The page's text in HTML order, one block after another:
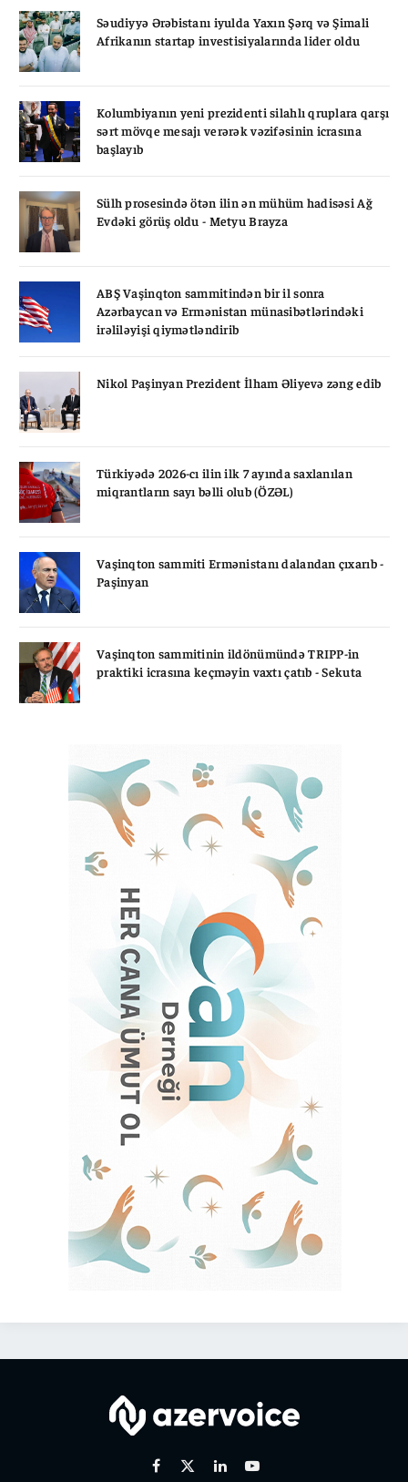
Səudiyyə Ərəbistanı iyulda Yaxın Şərq və Şimali
Afrikanın startap investisiyalarında lider oldu
Kolumbiyanın yeni prezidenti silahlı qruplara qarşı
sərt mövqe mesajı verərək vəzifəsinin icrasına
başlayıb
Sülh prosesində ötən ilin ən mühüm hadisəsi Ağ
Evdəki görüş oldu - Metyu Brayza
ABŞ Vaşinqton sammitindən bir il sonra
Azərbaycan və Ermənistan münasibətlərindəki
irəliləyişi qiymətləndirib
Nikol Paşinyan Prezident İlham Əliyevə zəng edib
Türkiyədə 2026-cı ilin ilk 7 ayında saxlanılan
miqrantların sayı bəlli olub (ÖZƏL)
Vaşinqton sammiti Ermənistanı dalandan çıxarıb -
Paşinyan
Vaşinqton sammitinin ildönümündə TRIPP-in
praktiki icrasına keçməyin vaxtı çatıb - Sekuta
Facebook
X LinkedinYoutube